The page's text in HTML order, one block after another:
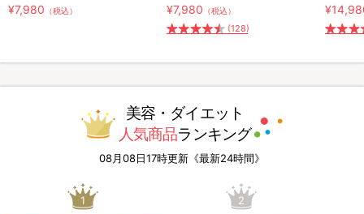
¥7,980 （税込） ¥7,980 （税込）
(128)
美容・ダイエット
人気商品ランキング
08月08日17時更新《最新24時間》
1 2